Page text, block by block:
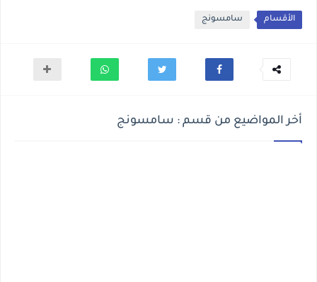
الأقسام سامسونج
أخر المواضيع من قسم : سامسونج